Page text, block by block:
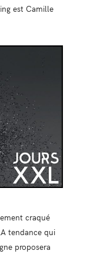
est Camille
craqué
tendance qui
proposera